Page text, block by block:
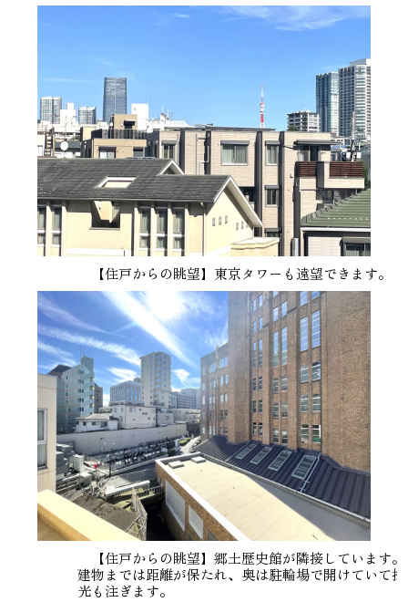
【住戸からの眺望】東京タワーも遠望できます。
【住戸からの眺望】郷土歴史館が隣接しています。
建物までは距離が保たれ、奥は駐輪場で開けていて採
光も注ぎます。